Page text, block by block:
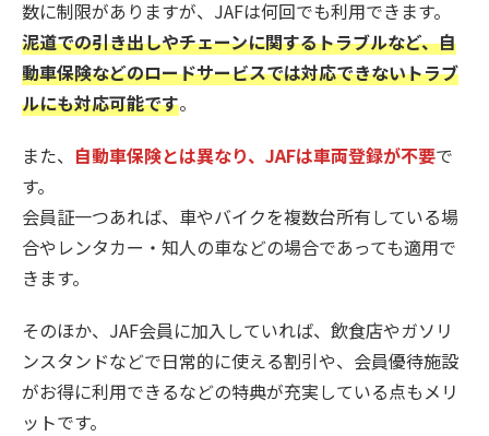
数に制限がありますが、JAFは何回でも利用できます。
泥道での引き出しやチェーンに関するトラブルなど、自
動車保険などのロードサービスでは対応できないトラブ
ルにも対応可能です。
また、 自動車保険とは異なり、JAFは車両登録が不要で
す。
会員証一つあれば、車やバイクを複数台所有している場
合やレンタカー・知人の車などの場合であっても適用で
きます。
そのほか、JAF会員に加入していれば、飲食店やガソリ
ンスタンドなどで日常的に使える割引や、会員優待施設
がお得に利用できるなどの特典が充実している点もメリ
ットです。